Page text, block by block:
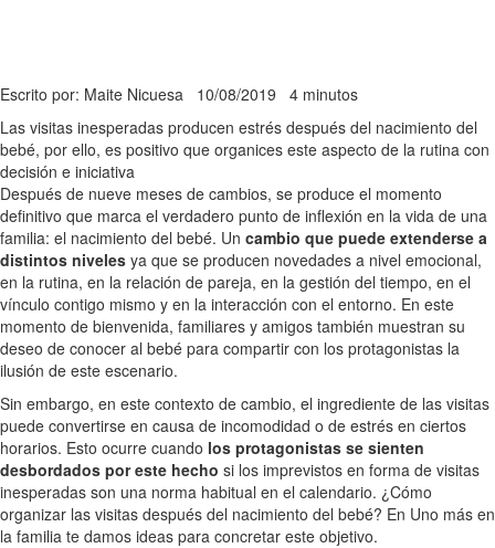
Escrito por: Maite Nicuesa 10/08/2019 4 minutos
Las visitas inesperadas producen estrés después del nacimiento del
bebé, por ello, es positivo que organices este aspecto de la rutina con
decisión e iniciativa
Después de nueve meses de cambios, se produce el momento
definitivo que marca el verdadero punto de inflexión en la vida de una
familia: el nacimiento del bebé. Un cambio que puede extenderse a
distintos niveles ya que se producen novedades a nivel emocional,
en la rutina, en la relación de pareja, en la gestión del tiempo, en el
vínculo contigo mismo y en la interacción con el entorno. En este
momento de bienvenida, familiares y amigos también muestran su
deseo de conocer al bebé para compartir con los protagonistas la
ilusión de este escenario.
Sin embargo, en este contexto de cambio, el ingrediente de las visitas
puede convertirse en causa de incomodidad o de estrés en ciertos
horarios. Esto ocurre cuando los protagonistas se sienten
desbordados por este hecho si los imprevistos en forma de visitas
inesperadas son una norma habitual en el calendario. ¿Cómo
organizar las visitas después del nacimiento del bebé? En Uno más en
la familia te damos ideas para concretar este objetivo.